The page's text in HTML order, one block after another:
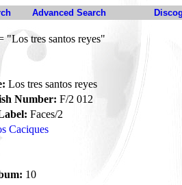
Advanced Search
"Los tres santos reyes"
Los tres santos reyes
Number: F/2 012
Faces/2
Caciques
10